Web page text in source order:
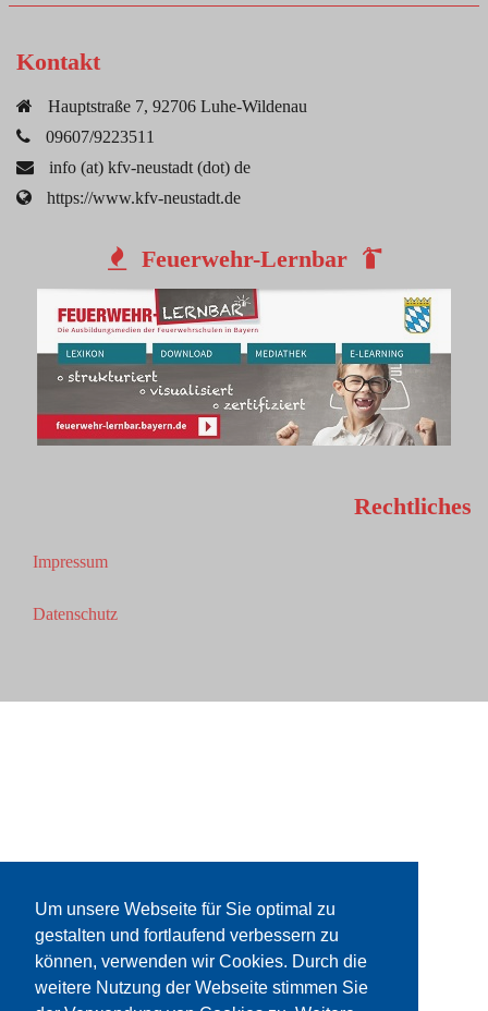
Um unsere Webseite für Sie optimal zu
gestalten und fortlaufend verbessern zu
können, verwenden wir Cookies. Durch die
weitere Nutzung der Webseite stimmen Sie
Kontakt
Hauptstraße 7, 92706 Luhe-Wildenau
09607/9223511
info (at) kfv-neustadt (dot) de
https://www.kfv-neustadt.de
Feuerwehr-Lernbar
Rechtliches
Impressum
Datenschutz